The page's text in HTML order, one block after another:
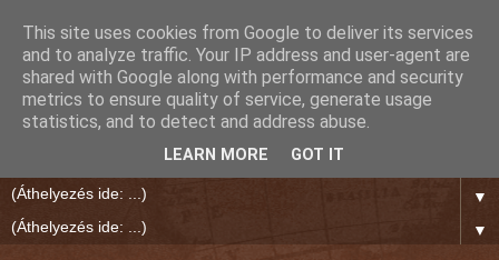
Rien Reed Világa
"Jó írás olvasása közben megáll körülötted a világ." Polgár
▼
▼
This site uses cookies from Google to deliver its services
and to analyze traffic. Your IP address and user-agent are
shared with Google along with performance and security
metrics to ensure quality of service, generate usage
statistics, and to detect and address abuse.
LEARN MORE GOT IT